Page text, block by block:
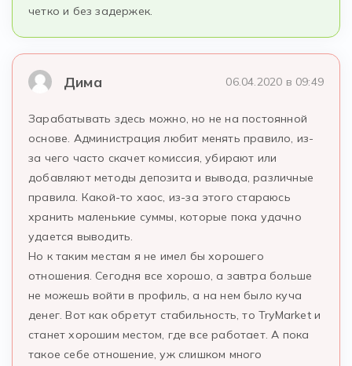
четко и без задержек.
Дима 06.04.2020 в 09:49
Зарабатывать здесь можно, но не на постоянной
основе. Администрация любит менять правило, из-
за чего часто скачет комиссия, убирают или
добавляют методы депозита и вывода, различные
правила. Какой-то хаос, из-за этого стараюсь
хранить маленькие суммы, которые пока удачно
удается выводить.
Но к таким местам я не имел бы хорошего
отношения. Сегодня все хорошо, а завтра больше
не можешь войти в профиль, а на нем было куча
денег. Вот как обретут стабильность, то TryMarket и
станет хорошим местом, где все работает. А пока
такое себе отношение, уж слишком много